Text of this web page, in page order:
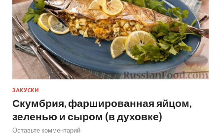
ЗАКУСКИ
Скумбрия, фаршированная яйцом,
зеленью и сыром (в духовке)
Оставьте комментарий